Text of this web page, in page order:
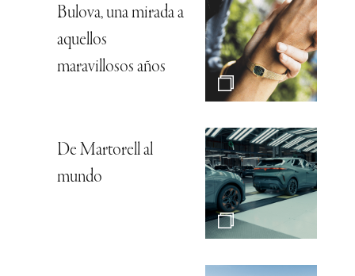
Bulova, una mirada a
aquellos
maravillosos años
De Martorell al
mundo